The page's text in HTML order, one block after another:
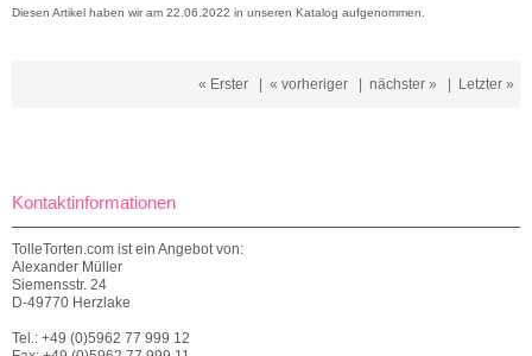
Diesen Artikel haben wir am 22.06.2022 in unseren Katalog aufgenommen.
« Erster « vorheriger nächster » Letzter »
Kontaktinformationen
TolleTorten.com ist ein Angebot von:
Alexander Müller
Siemensstr. 24
D-49770 Herzlake
Tel.: +49 (0)5962 77 999 12